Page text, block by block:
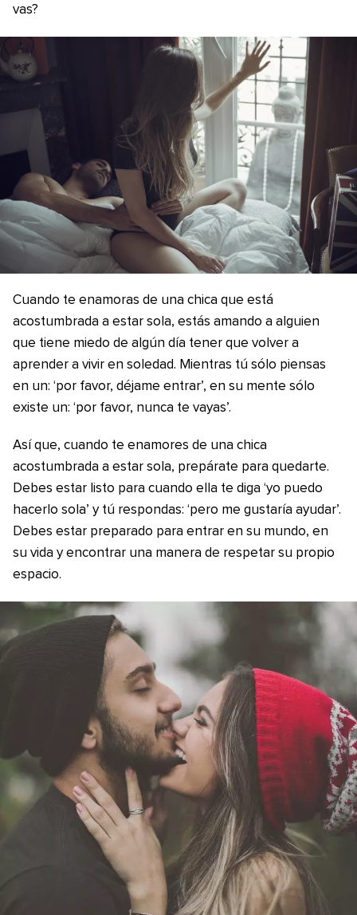
vas?
Cuando te enamoras de una chica que está
acostumbrada a estar sola, estás amando a alguien
que tiene miedo de algún día tener que volver a
aprender a vivir en soledad. Mientras tú sólo piensas
en un: ‘por favor, déjame entrar’, en su mente sólo
existe un: ‘por favor, nunca te vayas’.
Así que, cuando te enamores de una chica
acostumbrada a estar sola, prepárate para quedarte.
Debes estar listo para cuando ella te diga ‘yo puedo
hacerlo sola’ y tú respondas: ‘pero me gustaría ayudar’.
Debes estar preparado para entrar en su mundo, en
su vida y encontrar una manera de respetar su propio
espacio.